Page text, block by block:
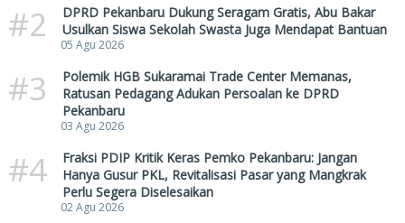
#2
DPRD Pekanbaru Dukung Seragam Gratis, Abu Bakar
Usulkan Siswa Sekolah Swasta Juga Mendapat Bantuan
05 Agu 2026
#3
Polemik HGB Sukaramai Trade Center Memanas,
Ratusan Pedagang Adukan Persoalan ke DPRD
Pekanbaru
03 Agu 2026
#4
Fraksi PDIP Kritik Keras Pemko Pekanbaru: Jangan
Hanya Gusur PKL, Revitalisasi Pasar yang Mangkrak
Perlu Segera Diselesaikan
02 Agu 2026